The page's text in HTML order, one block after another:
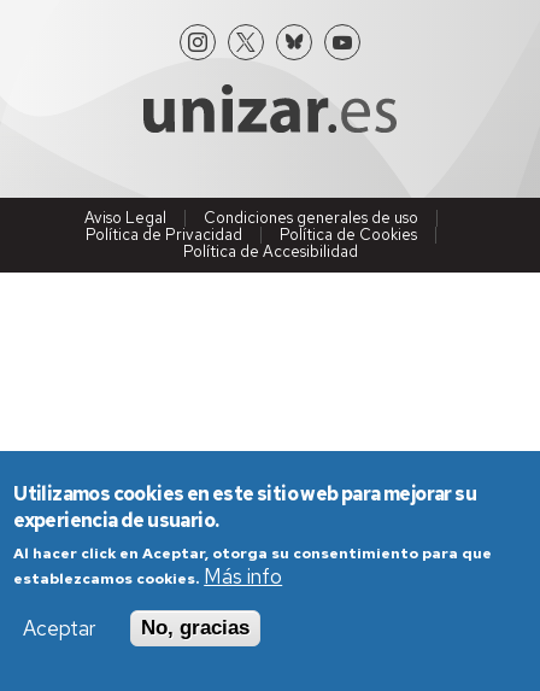
Aviso Legal
Condiciones generales de uso
Política de Privacidad
Política de Cookies
Política de Accesibilidad
Utilizamos cookies en este sitio web para mejorar su
experiencia de usuario.
Al hacer click en Aceptar, otorga su consentimiento para que
establezcamos cookies. Más info
Aceptar
No, gracias